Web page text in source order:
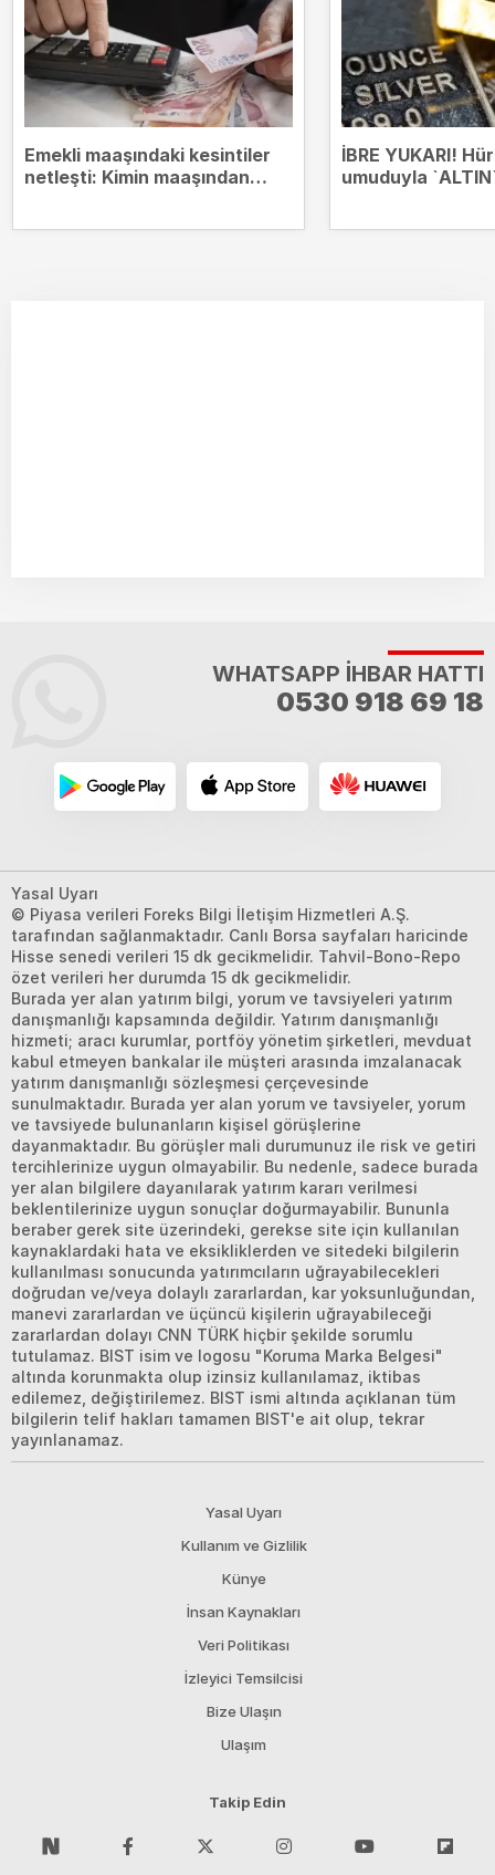
Emekli maaşındaki kesintiler
netleşti: Kimin maaşından
İBRE YUKARI!
umuduyla
WHATSAPP İHBAR HATTI
0530 918 69 18
Yasal Uyarı
© Piyasa verileri Foreks Bilgi İletişim Hizmetleri A.Ş.
tarafından sağlanmaktadır. Canlı Borsa sayfaları haricinde
Hisse senedi verileri 15 dk gecikmelidir. Tahvil-Bono-Repo
özet verileri her durumda 15 dk gecikmelidir.
Burada yer alan yatırım bilgi, yorum ve tavsiyeleri yatırım
danışmanlığı kapsamında değildir. Yatırım danışmanlığı
hizmeti; aracı kurumlar, portföy yönetim şirketleri, mevduat
kabul etmeyen bankalar ile müşteri arasında imzalanacak
yatırım danışmanlığı sözleşmesi çerçevesinde
sunulmaktadır. Burada yer alan yorum ve tavsiyeler, yorum
ve tavsiyede bulunanların kişisel görüşlerine
dayanmaktadır. Bu görüşler mali durumunuz ile risk ve getiri
tercihlerinize uygun olmayabilir. Bu nedenle, sadece burada
yer alan bilgilere dayanılarak yatırım kararı verilmesi
beklentilerinize uygun sonuçlar doğurmayabilir. Bununla
beraber gerek site üzerindeki, gerekse site için kullanılan
kaynaklardaki hata ve eksikliklerden ve sitedeki bilgilerin
kullanılması sonucunda yatırımcıların uğrayabilecekleri
doğrudan ve/veya dolaylı zararlardan, kar yoksunluğundan,
manevi zararlardan ve üçüncü kişilerin uğrayabileceği
zararlardan dolayı CNN TÜRK hiçbir şekilde sorumlu
tutulamaz. BIST isim ve logosu "Koruma Marka Belgesi"
altında korunmakta olup izinsiz kullanılamaz, iktibas
edilemez, değiştirilemez. BIST ismi altında açıklanan tüm
bilgilerin telif hakları tamamen BIST'e ait olup, tekrar
yayınlanamaz.
Yasal Uyarı
Kullanım ve Gizlilik
Künye
İnsan Kaynakları
Veri Politikası
İzleyici Temsilcisi
Bize Ulaşın
Ulaşım
Takip Edin